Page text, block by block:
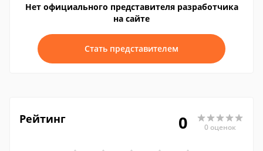
Нет официального представителя разработчика
на сайте
Стать представителем
Рейтинг 0 0 оценок